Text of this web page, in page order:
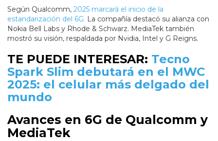
Según Qualcomm, 2025 marcará el inicio de la
estandarización del 6G. La compañía destacó su alianza con
Nokia Bell Labs y Rhode & Schwarz. MediaTek también
mostró su visión, respaldada por Nvidia, Intel y G Reigns.
TE PUEDE INTERESAR: Tecno
Spark Slim debutará en el MWC
2025: el celular más delgado del
mundo
Avances en 6G de Qualcomm y
MediaTek